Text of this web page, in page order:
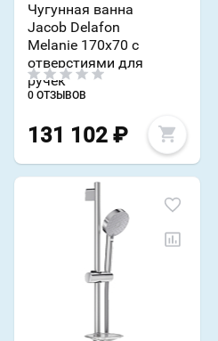
Чугунная ванна
Jacob Delafon
Melanie 170х70 с
отверстиями для
ручек
0 ОТЗЫВОВ
131 102 ₽